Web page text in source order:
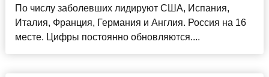
По числу заболевших лидируют США, Испания,
Италия, Франция, Германия и Англия. Россия на 16
месте. Цифры постоянно обновляются....